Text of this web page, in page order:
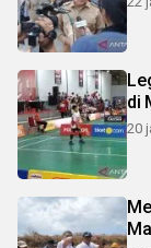
di
20